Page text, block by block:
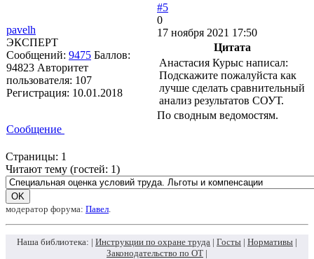
pavelh
ЭКСПЕРТ
Сообщений: 9475 Баллов:
94823 Авторитет
пользователя: 107
Регистрация: 10.01.2018
#5
0
17 ноября 2021 17:50
Цитата
Анастасия Курыс написал:
Подскажите пожалуйста как
лучше сделать сравнительный
анализ результатов СОУТ.
По сводным ведомостям.
Сообщение
Страницы: 1
Читают тему (гостей: 1)
модератор форума: Павел
Наша библиотека: | Инструкции по охране труда | Госты | Нормативы |
Законодательство по ОТ |